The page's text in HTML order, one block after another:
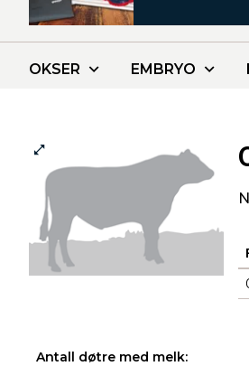
OKSER EMBRYO
Antall døtre med melk: